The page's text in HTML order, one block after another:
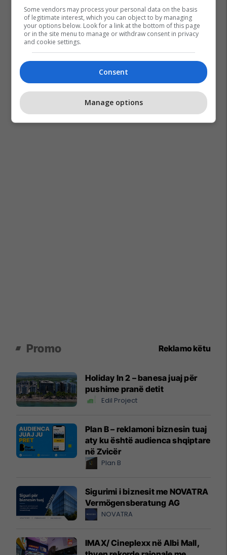
Championship
Promo Reklamo këtu
Holiday In 2 – banesa juaj për
pushime pranë detit
Edil Project
Plan B – reklamoni biznesin tuaj
aty ku është audienca shqiptare
në Zvicër
Plan B
Sigurimi i biznesit me NOVATRA
Vermögensberatung AG
NOVATRA
IMAX/ Cineplexx në Albi Mall,
Some vendors may process your personal data on the basis
of legitimate interest, which you can object to by managing
your options below. Look for a link at the bottom of this page
or in the site menu to manage or withdraw consent in privacy
and cookie settings.
Consent
Manage options